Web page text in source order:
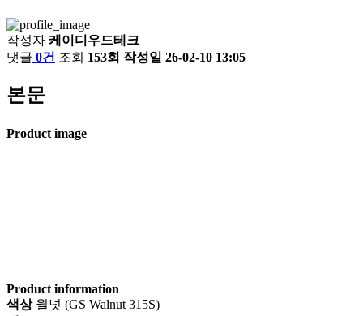
작성자 케이디우드테크
댓글 0건 조회 153회 작성일 26-02-10 13:05
본문
Product image
Product information
색상월넛 (GS Walnut 315S)